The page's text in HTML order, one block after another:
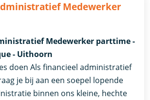
Medewerker
Medewerker parttime -
- Uithoorn
doen Als financieel administratief
je bij aan een soepel lopende
binnen ons kleine, hechte